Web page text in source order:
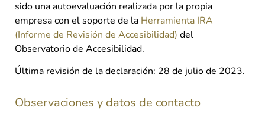
sido una autoevaluación realizada por la propia
empresa con el soporte de la Herramienta IRA
(Informe de Revisión de Accesibilidad) del
Observatorio de Accesibilidad.
Última revisión de la declaración: 28 de julio de 2023.
Observaciones y datos de contacto